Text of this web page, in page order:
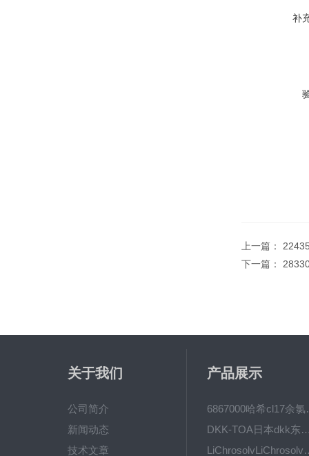
补
上一篇：
下一篇：
关于我们
公司简介
新闻动态
技术文章
产品展示
6867000
DKK-TOA日本dkk东亚电